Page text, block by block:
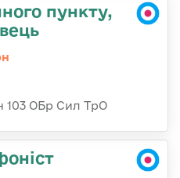
пункту,
103 ОБр Сил ТрО